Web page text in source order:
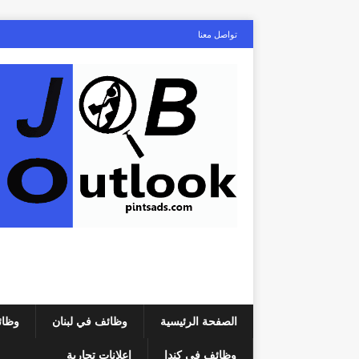
تواصل معنا
الصفحة الرئيسية وظائف في لبنان
وظائف في كندا إعلانات تجارية